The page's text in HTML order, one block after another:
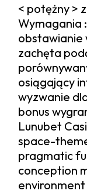
< potężny >
Wymagania
obstawianie
zachęta
osiągający
wyzwanie
bonus
Lunubet
space-
pragmatic
conception